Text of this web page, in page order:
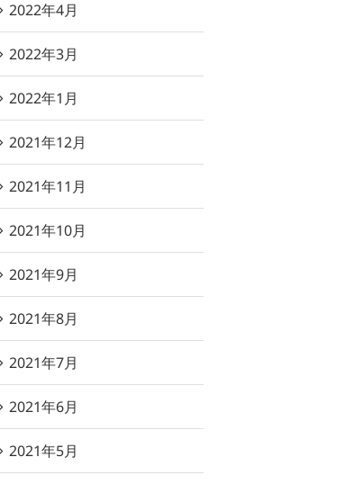
2022年4月
2022年3月
2022年1月
2021年12月
2021年11月
2021年10月
2021年9月
2021年8月
2021年7月
2021年6月
2021年5月